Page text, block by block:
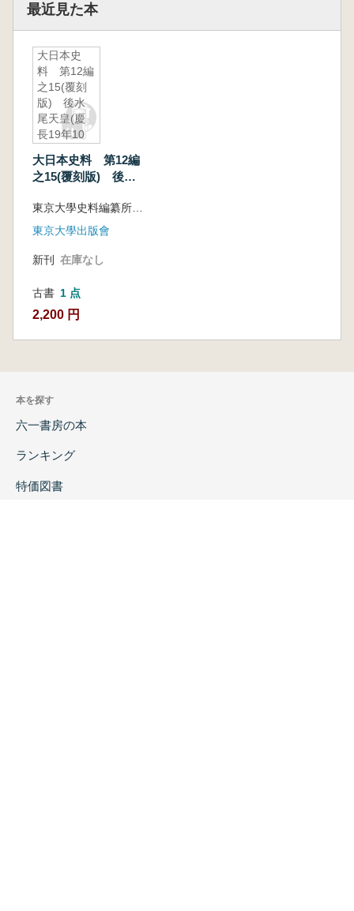
最近見た本
大日本史
料 第12編
之15(覆刻
版) 後水
尾天皇(慶
長19年10
年11月)
大日本史料 第12編
之15(覆刻版) 後水
月-慶長19年11月)
東京大學史料編纂所編纂
東京大學出版會
新刊 在庫なし
古書 1 点
2,200 円
本を探す
六一書房の本
ランキング
特価図書